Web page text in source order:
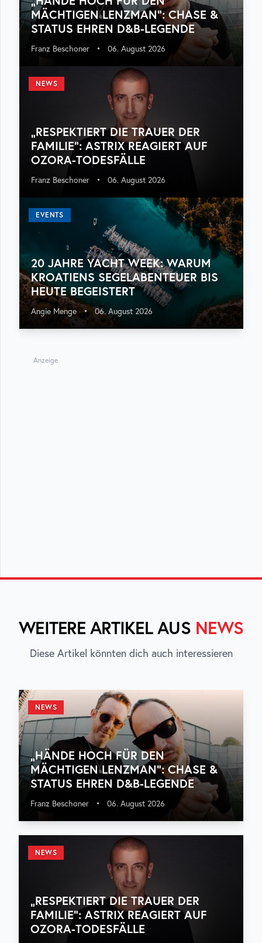
MÄCHTIGEN LENZMAN“: CHASE &
STATUS EHREN D&B-LEGENDE
Franz Beschoner • 06. August 2026
NEWS
„RESPEKTIERT DIE TRAUER DER
FAMILIE“: ASTRIX REAGIERT AUF
OZORA-TODESFÄLLE
Franz Beschoner • 06. August 2026
EVENTS
20 JAHRE YACHT WEEK: WARUM
KROATIENS SEGELABENTEUER BIS
HEUTE BEGEISTERT
Angie Menge • 06. August 2026
Anzeige
WEITERE ARTIKEL AUS NEWS
Diese Artikel könnten dich auch interessieren
NEWS
„HÄNDE HOCH FÜR DEN
MÄCHTIGEN LENZMAN“: CHASE &
STATUS EHREN D&B-LEGENDE
Franz Beschoner • 06. August 2026
NEWS
„RESPEKTIERT DIE TRAUER DER
FAMILIE“: ASTRIX REAGIERT AUF
OZORA-TODESFÄLLE